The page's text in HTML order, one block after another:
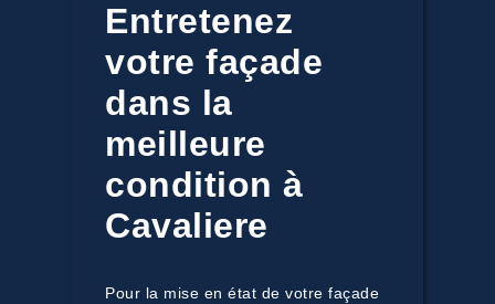
Entretenez
votre façade
dans la
meilleure
condition à
Cavaliere
Pour la mise en état de votre façade